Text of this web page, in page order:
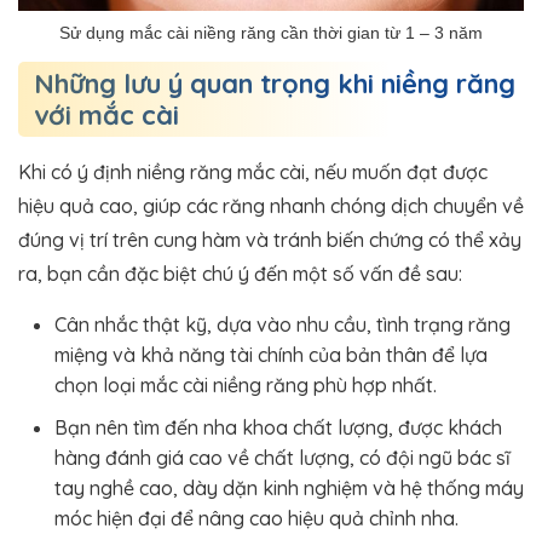
Sử dụng mắc cài niềng răng cần thời gian từ 1 – 3 năm
Những lưu ý quan trọng khi niềng răng
với mắc cài
Khi có ý định niềng răng mắc cài, nếu muốn đạt được
hiệu quả cao, giúp các răng nhanh chóng dịch chuyển về
đúng vị trí trên cung hàm và tránh biến chứng có thể xảy
ra, bạn cần đặc biệt chú ý đến một số vấn đề sau:
Cân nhắc thật kỹ, dựa vào nhu cầu, tình trạng răng
miệng và khả năng tài chính của bản thân để lựa
chọn loại mắc cài niềng răng phù hợp nhất.
Bạn nên tìm đến nha khoa chất lượng, được khách
hàng đánh giá cao về chất lượng, có đội ngũ bác sĩ
tay nghề cao, dày dặn kinh nghiệm và hệ thống máy
móc hiện đại để nâng cao hiệu quả chỉnh nha.